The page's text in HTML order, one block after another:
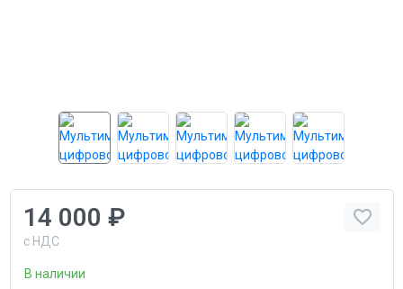
14 000 ₽
с НДС
В наличии